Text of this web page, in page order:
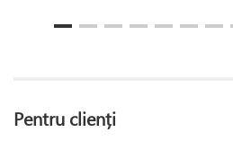
Pentru clienți